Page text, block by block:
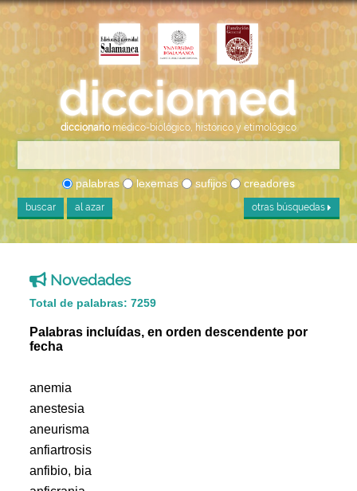
diccionario médico-biológico, histórico y etimológico
palabras lexemas sufijos creadores
buscar al azar otras búsquedas
Novedades
Total de palabras: 7259
Palabras incluídas, en orden descendente por
fecha
anemia
anestesia
aneurisma
anfiartrosis
anfibio, bia